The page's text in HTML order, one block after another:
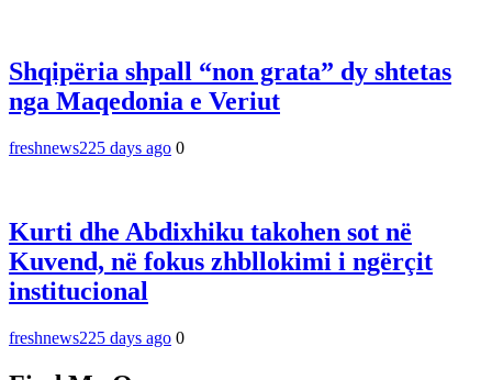
Shqipëria shpall “non grata” dy shtetas
nga Maqedonia e Veriut
freshnews225 days ago 0
Kurti dhe Abdixhiku takohen sot në
Kuvend, në fokus zhbllokimi i ngërçit
institucional
freshnews225 days ago 0